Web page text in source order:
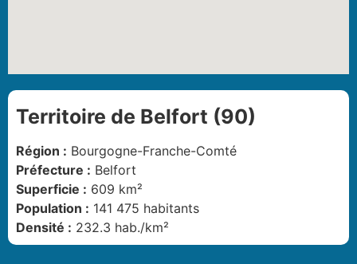
Territoire de Belfort (90)
Région : Bourgogne-Franche-Comté
Préfecture : Belfort
Superficie : 609 km²
Population : 141 475 habitants
Densité : 232.3 hab./km²